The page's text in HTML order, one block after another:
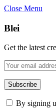
Close Menu
Blei
Get the latest
By signing